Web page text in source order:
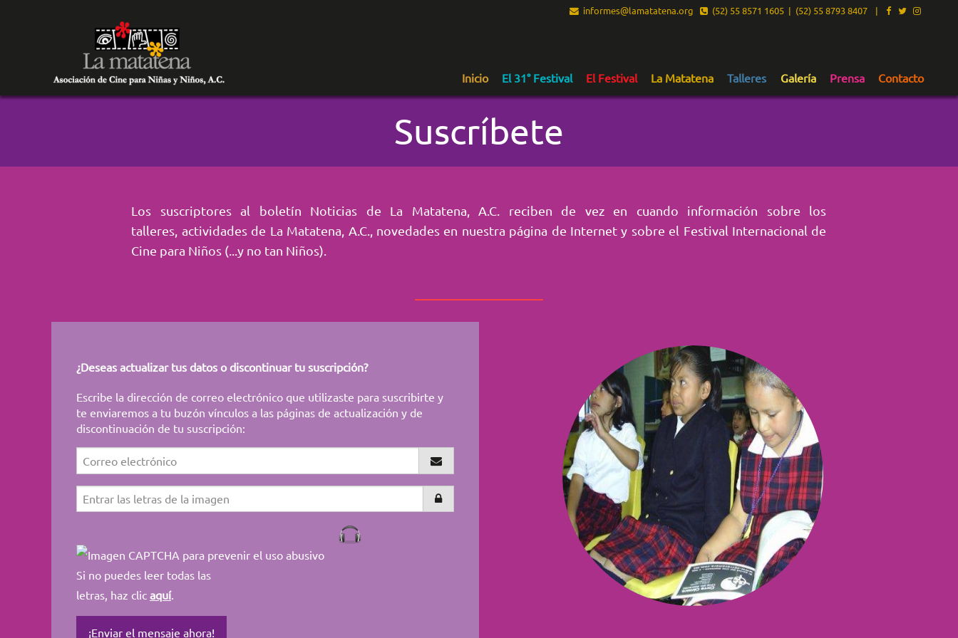
informes@lamatatena.org (52) 55 8571 1605 | (52) 55 8793 8407 |
Inicio El 31° Festival El Festival La Matatena Talleres Galería Prensa Contacto
Suscríbete
Los suscriptores al boletín Noticias de La Matatena, A.C. reciben de vez en cuando información sobre los
talleres, actividades de La Matatena, A.C., novedades en nuestra página de Internet y sobre el Festival Internacional de
Cine para Niños (...y no tan Niños).
¿Deseas actualizar tus datos o discontinuar tu suscripción?
Escribe la dirección de correo electrónico que utilizaste para suscribirte y
te enviaremos a tu buzón vínculos a las páginas de actualización y de
discontinuación de tu suscripción:
Si no puedes leer todas las
letras, haz clic aquí.